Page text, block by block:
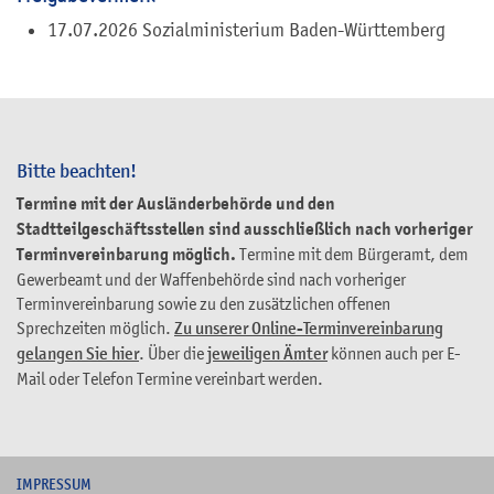
Bitte beachten!
Termine mit der Ausländerbehörde und den
Stadtteilgeschäftsstellen sind ausschließlich nach vorheriger
Terminvereinbarung möglich. Termine mit dem Bürgeramt, dem
Gewerbeamt und der Waffenbehörde sind nach vorheriger
Terminvereinbarung sowie zu den zusätzlichen offenen
Sprechzeiten möglich. Zu unserer Online-Terminvereinbarung
gelangen Sie hier. Über diejeweiligen Ämterkönnen auch per E-
Mail oder Telefon Termine vereinbart werden.
17.07.2026 Sozialministerium Baden-Württemberg
IMPRESSUM